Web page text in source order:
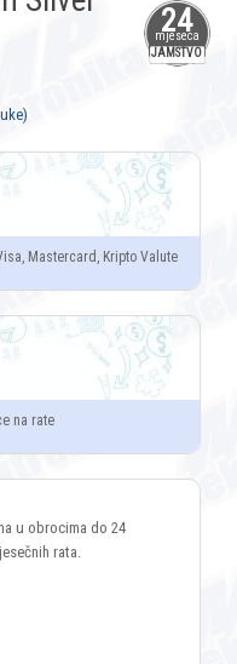
24
mjeseca
JAMSTVO
Mastercard, Kripto Valute
na rate
u obrocima do 24
rata.